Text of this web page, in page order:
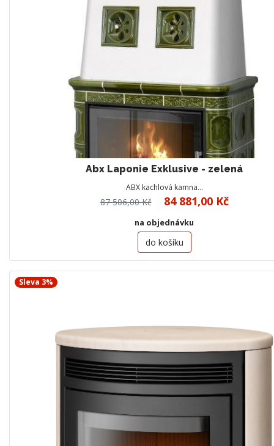
Abx Laponie Exklusive - zelená
ABX kachlová kamna…
87 506,00 Kč 84 881,00 Kč
na objednávku
do košíku
Sleva 3%